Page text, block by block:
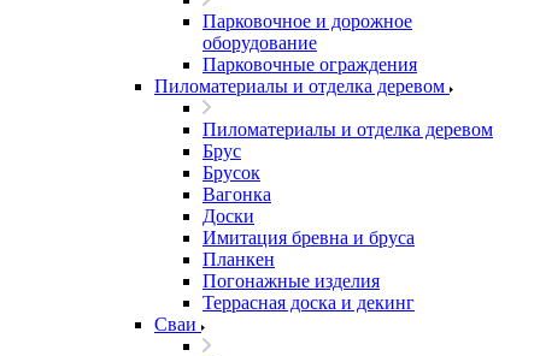
Парковочное и дорожное
оборудование
Парковочные ограждения
Пиломатериалы и отделка деревом
Пиломатериалы и отделка деревом
Брус
Брусок
Вагонка
Доски
Имитация бревна и бруса
Планкен
Погонажные изделия
Террасная доска и декинг
Сваи